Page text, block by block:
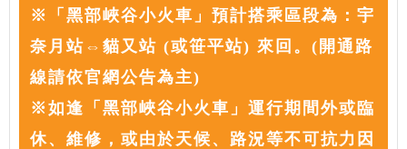
※「黑部峽谷小火車」預計搭乘區段為：宇
奈月站⇔貓又站 (或笹平站) 來回。(開通路
線請依官網公告為主)
※如逢「黑部峽谷小火車」運行期間外或臨
休、維修，或由於天候、路況等不可抗力因